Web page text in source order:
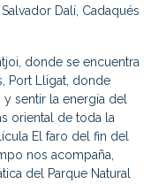
Dalí, Cadaqués
donde se encuentra
Port Lligat, donde
sentir la energía del
oriental de toda la
El faro del fin del
nos acompaña,
del Parque Natural